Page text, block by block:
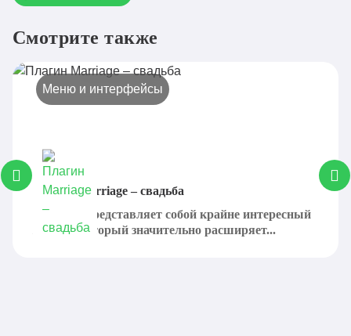
Смотрите также
Меню и интерфейсы
Плагин Marriage – свадьба
Marriage представляет собой крайне интересный
плагин, который значительно расширяет...